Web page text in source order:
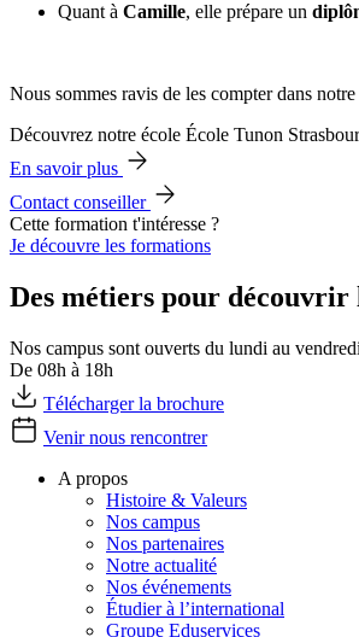
Quant à Camille, elle prépare un
Nous sommes ravis de les compter dans
Découvrez notre école École Tunon
En savoir plus
Contact conseiller
Cette formation t'intéresse ?
Je découvre les formations
Des métiers pour découvrir
Nos campus sont ouverts du lundi au vendredi
De 08h à 18h
Télécharger la brochure
Venir nous rencontrer
A propos
Histoire & Valeurs
Nos campus
Nos partenaires
Notre actualité
Nos événements
Étudier à l’international
Groupe Eduservices